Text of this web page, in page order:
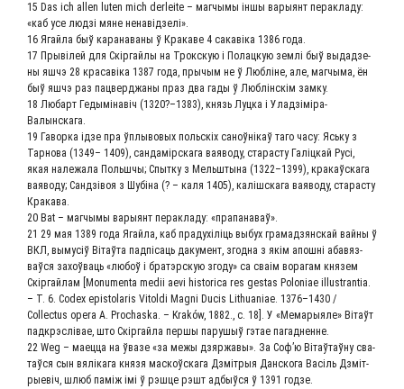
15 Das ich allen luten mich derleite – маг­чы­мы іншы вары­янт перак­ла­ду:
«каб усе люд­зі мяне ненавідзелі».
16 Ягай­ла быў кара­на­ва­ны ў Кра­ка­ве 4 сакавіка 1386 года.
17 Пры­вілей для Скір­гай­лы на Трок­скую і Полац­кую зем­лі быў выдад­зе­
ны яшчэ 28 кра­савіка 1387 года, пры­чым не ў Люб­ліне, але, маг­чы­ма, ён
быў яшчэ раз пацвер­джа­ны праз два гады ў Люб­лін­скім замку.
18 Любарт Геды­мі­навіч (1320?–1383), князь Луц­ка і Уладзіміра-
Валынскага.
19 Гавор­ка ідзе пра ўплы­во­вых поль­скіх саноўнікаў таго часу: Ясь­ку з
Тар­но­ва (1349– 1409), сан­да­мір­ска­га ваяво­ду, ста­рас­ту Галіц­кай Русі,
якая нале­жа­ла Польш­чы; Спыт­ку з Мель­шты­на (1322–1399), кра­каўска­га
ваяво­ду; Сан­дзівоя з Шубі­на (? – каля 1405), каліш­ска­га ваяво­ду, ста­рас­ту
Кракава.
20 Bat – маг­чы­мы вары­янт перак­ла­ду: «пра­па­на­ваў».
21 29 мая 1389 года Ягай­ла, каб пра­ду­хілі­ць выбух гра­мад­зян­скай вай­ны ў
ВКЛ, вымусіў Вітаўта пад­пі­са­ць даку­мент, згод­на з якім апош­ні аба­вяз­
ваў­ся захоў­ва­ць «любоў і брат­эр­скую зго­ду» са сваім вора­гам кня­зем
Скір­гай­лам [Monumenta medii aevi historica res gestas Poloniae illustrantia.
– T. 6. Codex epistolaris Vitoldi Magni Ducis Lithuaniae. 1376–1430 /
Collectus opera A. Prochaska. – Kraków, 1882., с. 18]. У «Мема­ры­я­ле» Вітаўт
пад­кр­эс­лі­вае, што Скір­гай­ла пер­шы пару­шыў гэтае пагадненне.
22 Weg – маец­ца на ўва­зе «за межы дзяр­жа­вы». За Соф’ю Вітаўтаў­ну сва­
таў­ся сын вяліка­га кня­зя мас­коўска­га Дзміт­рыя Дан­ско­га Васіль Дзміт­
ры­евіч, шлюб паміж імі ў рэш­це рэшт адбы­ў­ся ў 1391 годзе.